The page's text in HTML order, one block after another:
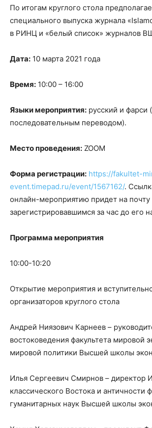
По итогам круглого стола
специального выпуска журнала
в РИНЦ и «белый список» журналов
Дата: 10 марта 2021 года
Время: 10:00 – 16:00
Языки мероприятия: русский и фарси
последовательным переводом).
Место проведения: ZOOM
Форма регистрации: https://fakultet-
event.timepad.ru/event/1567162/.
онлайн-мероприятию придет на почту
зарегистрировавшимся за час до его
Программа мероприятия
10:00-10:20
Открытие мероприятия и
организаторов круглого стола
Андрей Ниязович Карнеев –
востоковедения факультета мировой
мировой политики Высшей школы
Илья Сергеевич Смирнов – директор
классического Востока и античности
гуманитарных наук Высшей школы